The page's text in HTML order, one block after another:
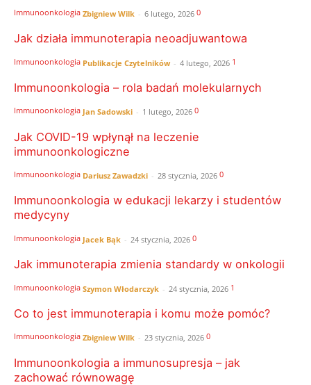
Immunoonkologia Zbigniew Wilk - 6 lutego, 2026 0
Jak działa immunoterapia neoadjuwantowa
Immunoonkologia Publikacje Czytelników - 4 lutego, 2026 1
Immunoonkologia – rola badań molekularnych
Immunoonkologia Jan Sadowski - 1 lutego, 2026 0
Jak COVID-19 wpłynął na leczenie
immunoonkologiczne
Immunoonkologia Dariusz Zawadzki - 28 stycznia, 2026 0
Immunoonkologia w edukacji lekarzy i studentów
medycyny
Immunoonkologia Jacek Bąk - 24 stycznia, 2026 0
Jak immunoterapia zmienia standardy w onkologii
Immunoonkologia Szymon Włodarczyk - 24 stycznia, 2026 1
Co to jest immunoterapia i komu może pomóc?
Immunoonkologia Zbigniew Wilk - 23 stycznia, 2026 0
Immunoonkologia a immunosupresja – jak
zachować równowagę